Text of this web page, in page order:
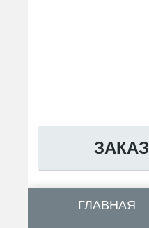
ГЛАВНАЯ